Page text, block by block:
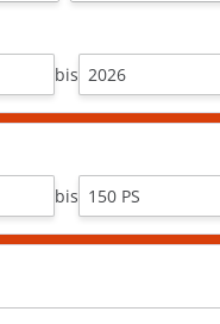
bis
bis